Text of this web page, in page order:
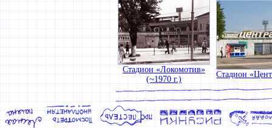
Стадион «Локомотив»
(~1970 г.)
Стадион